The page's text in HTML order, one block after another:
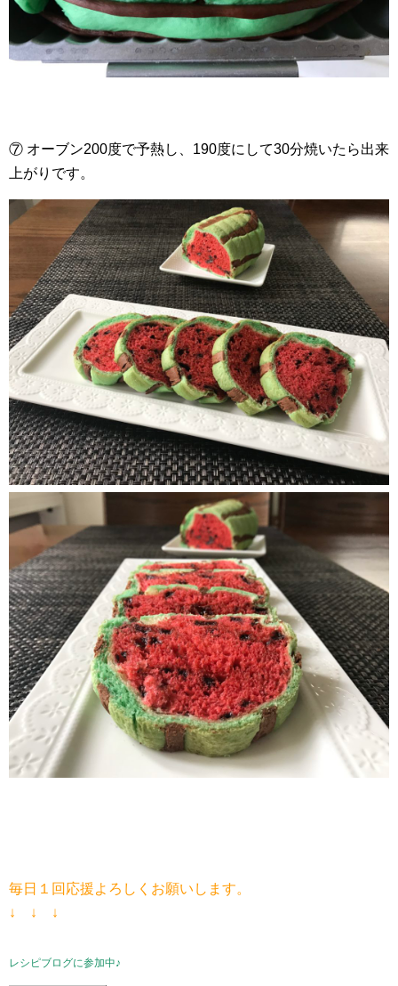
⑦ オーブン200度で予熱し、190度にして30分焼いたら出来
上がりです。
毎日１回応援よろしくお願いします。
↓ ↓ ↓
レシピブログに参加中♪